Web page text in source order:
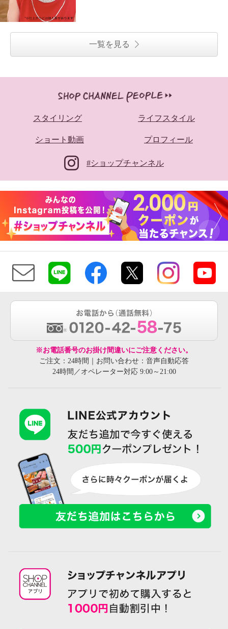
一覧を見る
スタイリング ライフスタイル
ショート動画 プロフィール
#ショップチャンネル
※お電話番号のお掛け間違いにご注意ください。
ご注文：24時間｜お問い合わせ：音声自動応答
24時間／オペレーター対応 9:00～21:00